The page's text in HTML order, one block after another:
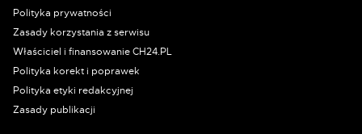
Polityka prywatności
Zasady korzystania z serwisu
Właściciel i finansowanie CH24.PL
Polityka korekt i poprawek
Polityka etyki redakcyjnej
Zasady publikacji